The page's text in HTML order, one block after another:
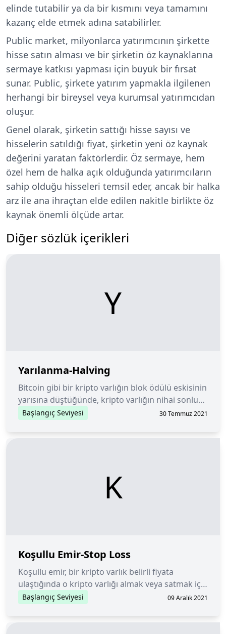
elinde tutabilir ya da bir kısmını veya tamamını
kazanç elde etmek adına satabilirler.
Public market, milyonlarca yatırımcının şirkette
hisse satın alması ve bir şirketin öz kaynaklarına
sermaye katkısı yapması için büyük bir fırsat
sunar. Public, şirkete yatırım yapmakla ilgilenen
herhangi bir bireysel veya kurumsal yatırımcıdan
oluşur.
Genel olarak, şirketin sattığı hisse sayısı ve
hisselerin satıldığı fiyat, şirketin yeni öz kaynak
değerini yaratan faktörlerdir. Öz sermaye, hem
özel hem de halka açık olduğunda yatırımcıların
sahip olduğu hisseleri temsil eder, ancak bir halka
arz ile ana ihraçtan elde edilen nakitle birlikte öz
kaynak önemli ölçüde artar.
Diğer sözlük içerikleri
Y
Yarılanma-Halving
Bitcoin gibi bir kripto varlığın blok ödülü eskisinin
yarısına düştüğünde, kripto varlığın nihai sonlu
arzına ulaşmak için azalan bir ihraç oranı
Başlangıç Seviyesi 30 Temmuz 2021
K
Koşullu Emir-Stop Loss
Koşullu emir, bir kripto varlık belirli fiyata
ulaştığında o kripto varlığı almak veya satmak için
aracıya verilen emirdir.
Başlangıç Seviyesi 09 Aralık 2021